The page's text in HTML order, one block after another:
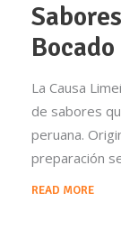
Bocado
La Causa
de sabores
peruana.
preparación
READ MORE